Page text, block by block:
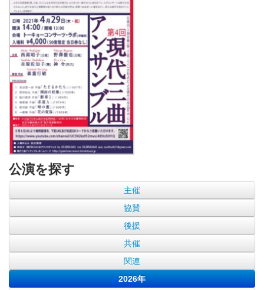
公演を探す
主催
協賛
後援
共催
関連
2026年